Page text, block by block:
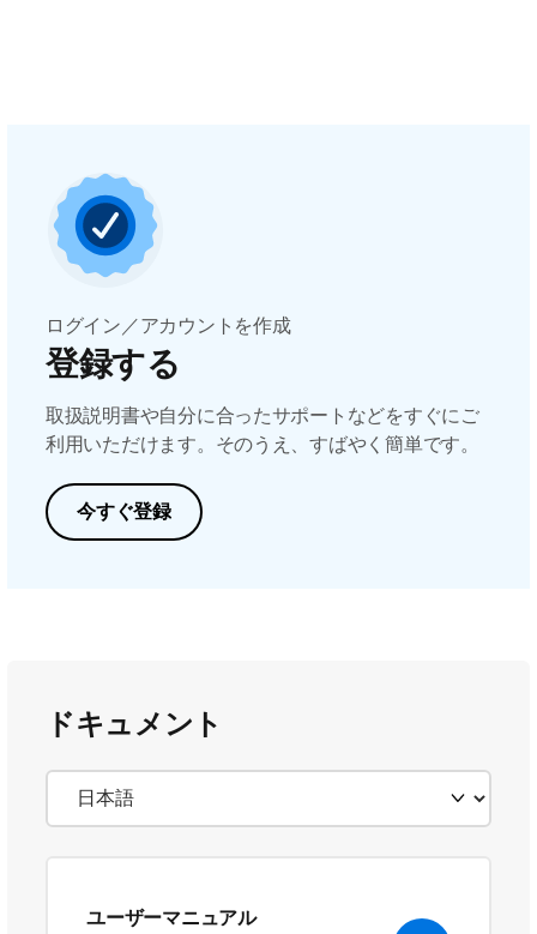
ログイン／アカウントを作成
登録する
取扱説明書や自分に合ったサポートなどをすぐにご
利用いただけます。そのうえ、すばやく簡単です。
今すぐ登録
ドキュメント
ユーザーマニュアル